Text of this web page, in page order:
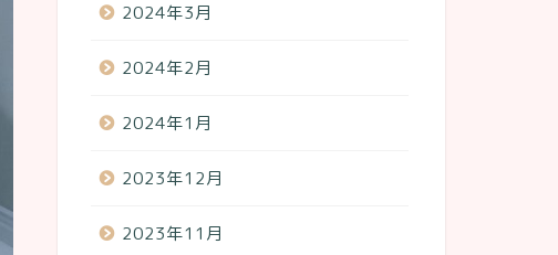
2024年3月
2024年2月
2024年1月
2023年12月
2023年11月